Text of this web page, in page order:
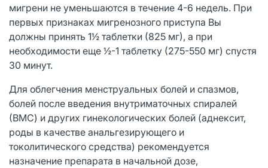
мигрени не уменьшаются в течение 4-6 недель. При
первых признаках мигренозного приступа Вы
должны принять 1½ таблетки (825 мг), а при
необходимости еще ½-1 таблетку (275-550 мг) спустя
30 минут.
Для облегчения менструальных болей и спазмов,
болей после введения внутриматочных спиралей
(ВМС) и других гинекологических болей (аднексит,
роды в качестве анальгезирующего и
токолитического средства) рекомендуется
назначение препарата в начальной дозе,